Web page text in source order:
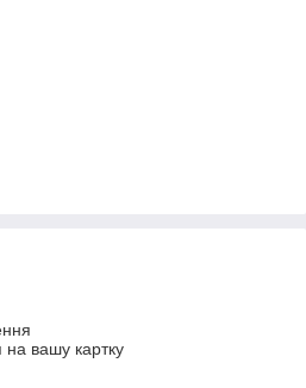
на вашу картку